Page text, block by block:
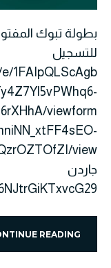
بطولة تبوك
1FAIpQLScAgb
6rXHhA/viewform
view
READING